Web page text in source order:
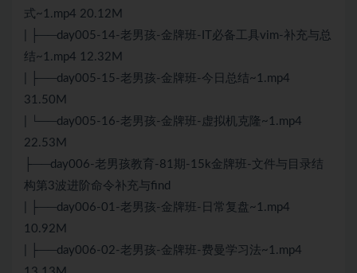
式~1.mp4 20.12M
| ├──day005-14-老男孩-金牌班-IT必备工具vim-补充与总
结~1.mp4 12.32M
| ├──day005-15-老男孩-金牌班-今日总结~1.mp4
31.50M
| └──day005-16-老男孩-金牌班-虚拟机克隆~1.mp4
22.53M
├──day006-老男孩教育-81期-15k金牌班-文件与目录结
构第3波进阶命令补充与find
| ├──day006-01-老男孩-金牌班-日常复盘~1.mp4
10.92M
| ├──day006-02-老男孩-金牌班-费曼学习法~1.mp4